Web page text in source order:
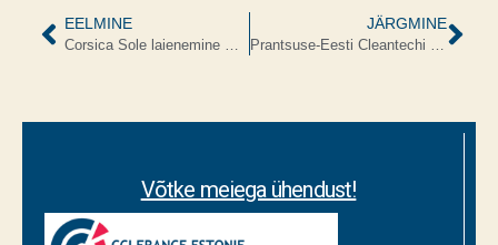
EELMINE
Corsica Sole laienemine Eestis
JÄRGMINE
Prantsuse-Eesti Cleantechi ärifoorumi peamised järeldused
Võtke meiega ühendust!